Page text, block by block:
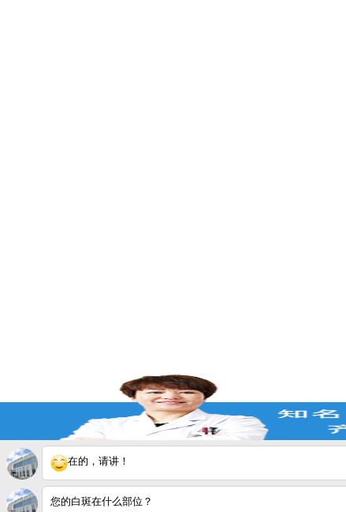
在的，请讲！
您的白斑在什么部位？